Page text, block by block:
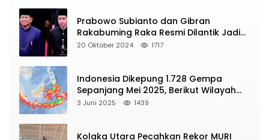
Prabowo Subianto dan Gibran
Rakabuming Raka Resmi Dilantik Jadi
Presiden dan Wapres RI
20 Oktober 2024 1717
Indonesia Dikepung 1.728 Gempa
Sepanjang Mei 2025, Berikut Wilayah
Yang Intens Diguncang!
3 Juni 2025 1439
Kolaka Utara Pecahkan Rekor MURI